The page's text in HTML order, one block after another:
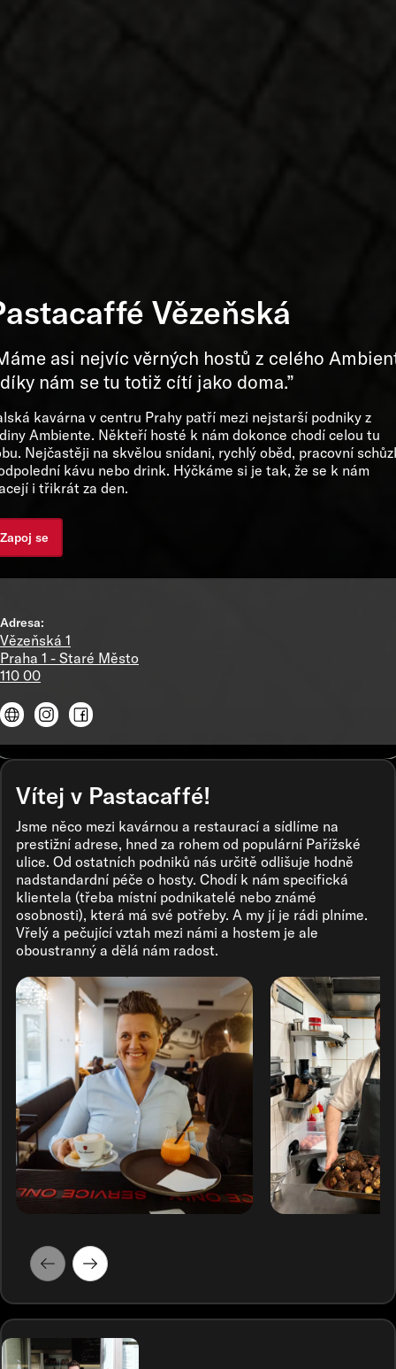
Vězeňská
asi nejvíc věrných hostů z celého
nám se tu totiž cítí jako doma.”
kavárna v centru Prahy patří mezi nejstarší podniky z
Ambiente. Někteří hosté k nám dokonce chodí celou tu
Nejčastěji na skvělou snídani, rychlý oběd, pracovní
kávu nebo drink. Hýčkáme si je tak, že se k nám
i třikrát za den.
Zapoj se
Adresa:
Vězeňská 1
Praha 1 - Staré Město
110 00
Vítej v Pastacaffé!
Jsme něco mezi kavárnou a restaurací a sídlíme na
prestižní adrese, hned za rohem od populární Pařížské
ulice. Od ostatních podniků nás určitě odlišuje hodně
nadstandardní péče o hosty. Chodí k nám specifická
klientela (třeba místní podnikatelé nebo známé
osobnosti), která má své potřeby. A my jí je rádi plníme.
Vřelý a pečující vztah mezi námi a hostem je ale
oboustranný a dělá nám radost.